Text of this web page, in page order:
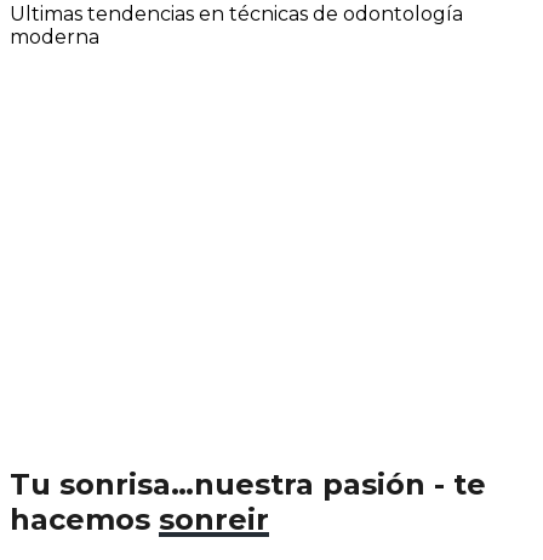
Ultimas tendencias en técnicas de odontología
moderna
Tu sonrisa…nuestra pasión - te
hacemos sonreir